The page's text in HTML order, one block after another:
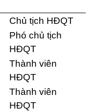
Chủ tịch HĐQT
Phó chủ tịch
HĐQT
Thành viên
HĐQT
Thành viên
HĐQT